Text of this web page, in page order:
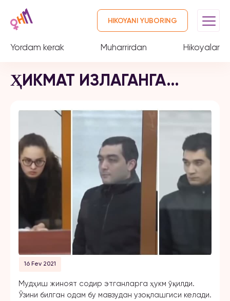
Yordam kerak Muharrirdan Hikoyalar
HIKOYANI YUBORING
ҲИКМАТ ИЗЛАГАНГА…
16 Fev 2021
Мудҳиш жиноят содир этганларга ҳукм ўқилди.
Ўзини билган одам бу мавзудан узоқлашгиси келади.